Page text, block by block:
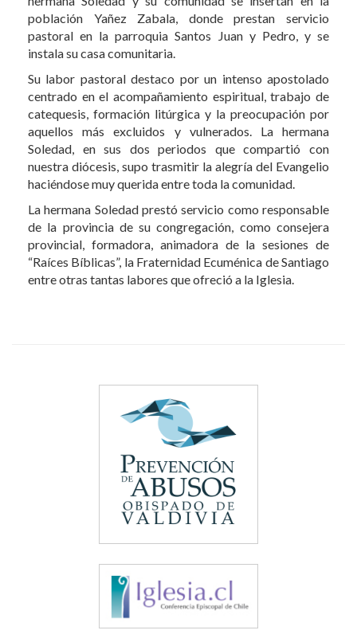
población Yañez Zabala, donde prestan servicio
pastoral en la parroquia Santos Juan y Pedro, y se
instala su casa comunitaria.
Su labor pastoral destaco por un intenso apostolado
centrado en el acompañamiento espiritual, trabajo de
catequesis, formación litúrgica y la preocupación por
aquellos más excluidos y vulnerados. La hermana
Soledad, en sus dos periodos que compartió con
nuestra diócesis, supo trasmitir la alegría del Evangelio
haciéndose muy querida entre toda la comunidad.
La hermana Soledad prestó servicio como responsable
de la provincia de su congregación, como consejera
provincial, formadora, animadora de la sesiones de
“Raíces Bíblicas”, la Fraternidad Ecuménica de Santiago
entre otras tantas labores que ofreció a la Iglesia.